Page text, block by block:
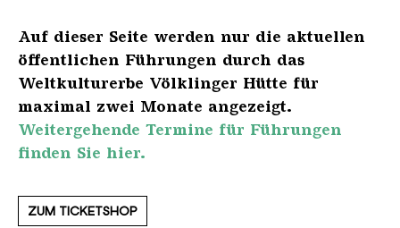
Auf dieser Seite werden nur die aktuellen
öffentlichen Führungen durch das
Weltkulturerbe Völklinger Hütte für
maximal zwei Monate angezeigt.
Weitergehende Termine für Führungen
finden Sie hier.
ZUM TICKETSHOP